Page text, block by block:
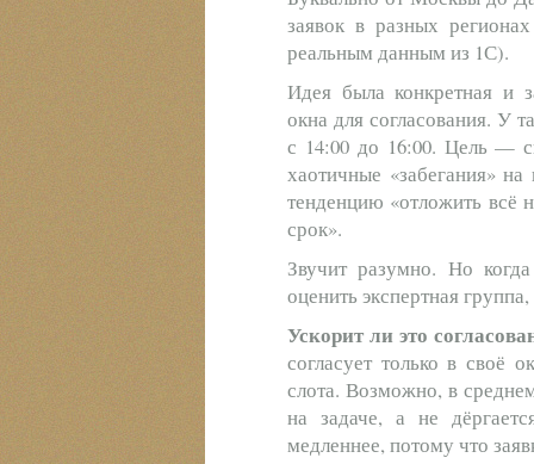
заявок в разных
реальным данным из 1С).
Идея была конкретная и
окна для согласования. У
с 14:00 до 16:00. Цель —
хаотичные «забегания»
тенденцию «отложить всё
срок».
Звучит разумно. Но
оценить экспертная группа,
Ускорит ли это
согласует только в своё
слота. Возможно, в
на задаче, а не
медленнее, потому что